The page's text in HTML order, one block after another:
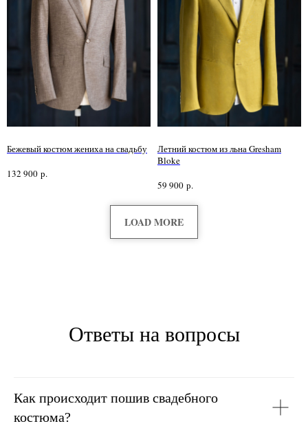
Бежевый костюм жениха на свадьбу
132 900 р.
Летний костюм из льна Gresham
Bloke
59 900 р.
LOAD MORE
Ответы на вопросы
Как происходит пошив свадебного
костюма?